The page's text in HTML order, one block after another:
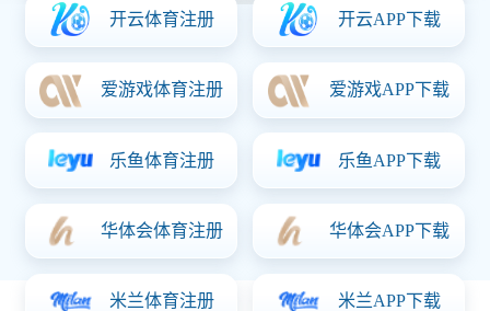
微信二维码
Copyright ? 2026 乐动在线 版权所有 苏ICP备2026007215号-1 朗
业网络